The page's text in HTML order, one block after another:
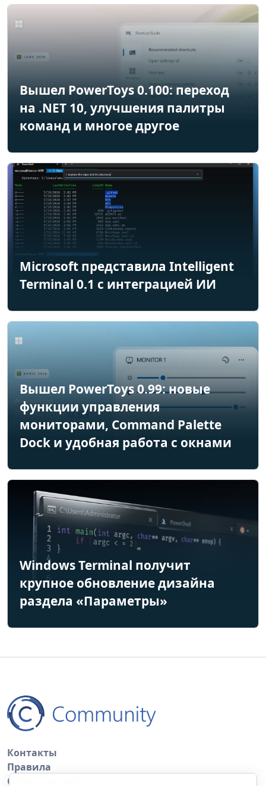
Вышел PowerToys 0.100: переход
на .NET 10, улучшения палитры
команд и многое другое
Microsoft представила Intelligent
Terminal 0.1 с интеграцией ИИ
Вышел PowerToys 0.99: новые
функции управления
мониторами, Command Palette
Dock и удобная работа с окнами
Windows Terminal получит
крупное обновление дизайна
раздела «Параметры»
Контакты
Правила
Обратная связь